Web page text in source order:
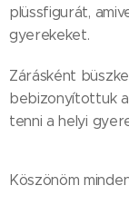
plüssfigurát,
gyerekeket.
Zárásként
bebizonyítottuk
tenni a helyi
Köszönöm